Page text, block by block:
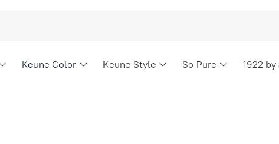
Keune Color Keune Style So Pure 1922 by